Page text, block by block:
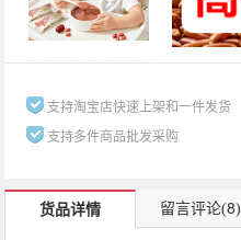
支持淘宝店快速上架和一件发货
支持多件商品批发采购
货品详情 留言评论(8)